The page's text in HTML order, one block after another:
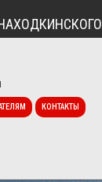
КОНТАКТЫ